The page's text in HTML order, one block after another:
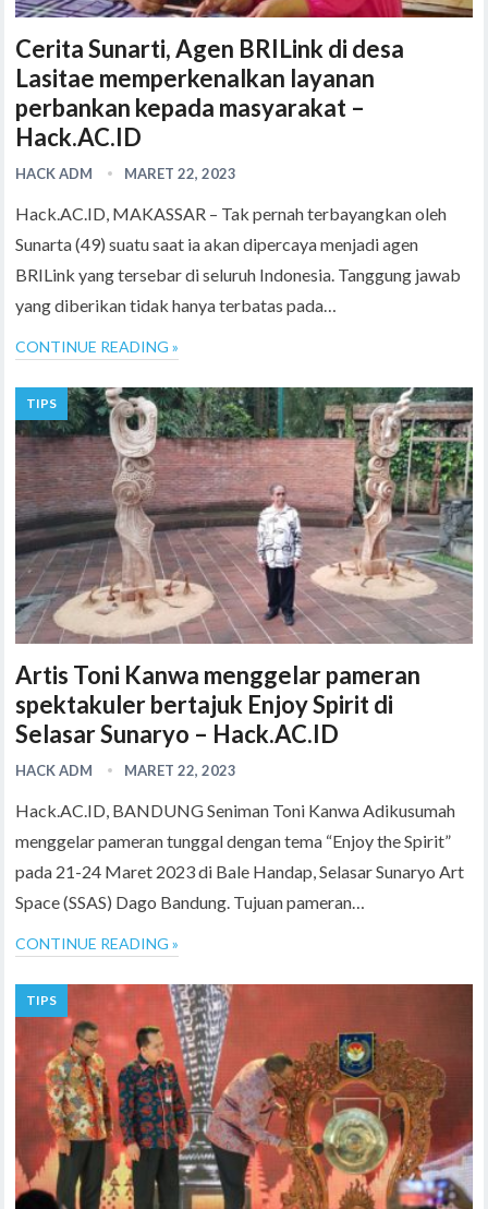
Cerita Sunarti, Agen BRILink di desa
Lasitae memperkenalkan layanan
perbankan kepada masyarakat –
Hack.AC.ID
HACK ADM MARET 22, 2023
Hack.AC.ID, MAKASSAR – Tak pernah terbayangkan oleh
Sunarta (49) suatu saat ia akan dipercaya menjadi agen
BRILink yang tersebar di seluruh Indonesia. Tanggung jawab
yang diberikan tidak hanya terbatas pada…
CONTINUE READING »
TIPS
Artis Toni Kanwa menggelar pameran
spektakuler bertajuk Enjoy Spirit di
Selasar Sunaryo – Hack.AC.ID
HACK ADM MARET 22, 2023
Hack.AC.ID, BANDUNG Seniman Toni Kanwa Adikusumah
menggelar pameran tunggal dengan tema “Enjoy the Spirit”
pada 21-24 Maret 2023 di Bale Handap, Selasar Sunaryo Art
Space (SSAS) Dago Bandung. Tujuan pameran…
CONTINUE READING »
TIPS